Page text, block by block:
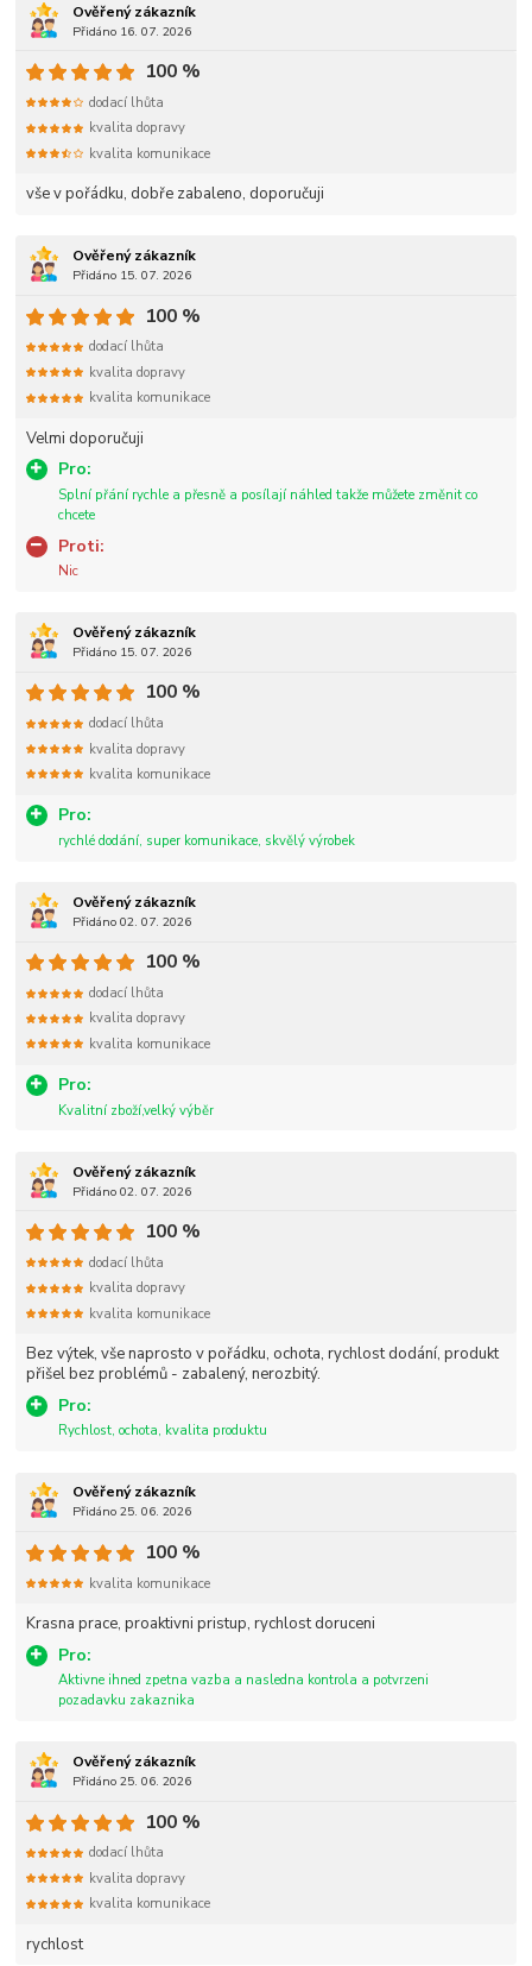
Ověřený zákazník
Přidáno 16. 07. 2026
vše v pořádku, dobře zabaleno, doporučuji
100 %
dodací lhůta
kvalita dopravy
kvalita komunikace
Ověřený zákazník
Přidáno 15. 07. 2026
Velmi doporučuji
Pro:
Splní přání rychle a přesně a posílají náhled takže můžete změnit co
chcete
Proti:
Nic
100 %
dodací lhůta
kvalita dopravy
kvalita komunikace
Ověřený zákazník
Přidáno 15. 07. 2026
Pro:
rychlé dodání, super komunikace, skvělý výrobek
100 %
dodací lhůta
kvalita dopravy
kvalita komunikace
Ověřený zákazník
Přidáno 02. 07. 2026
Pro:
Kvalitní zboží,velký výběr
100 %
dodací lhůta
kvalita dopravy
kvalita komunikace
Ověřený zákazník
Přidáno 02. 07. 2026
Bez výtek, vše naprosto v pořádku, ochota, rychlost dodání, produkt
přišel bez problémů - zabalený, nerozbitý.
Pro:
Rychlost, ochota, kvalita produktu
100 %
dodací lhůta
kvalita dopravy
kvalita komunikace
Ověřený zákazník
Přidáno 25. 06. 2026
Krasna prace, proaktivni pristup, rychlost doruceni
Pro:
Aktivne ihned zpetna vazba a nasledna kontrola a potvrzeni
pozadavku zakaznika
100 %
kvalita komunikace
Ověřený zákazník
Přidáno 25. 06. 2026
rychlost
100 %
dodací lhůta
kvalita dopravy
kvalita komunikace